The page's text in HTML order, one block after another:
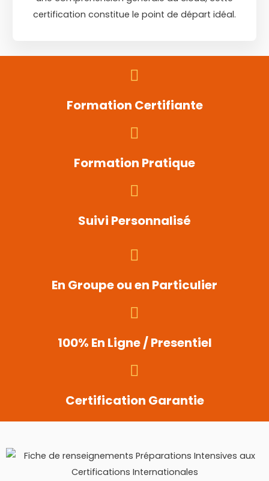
certification constitue le point de départ idéal.
Formation Certifiante
Formation Pratique
Suivi Personnalisé
En Groupe ou en Particulier
100% En Ligne / Presentiel
Certification Garantie